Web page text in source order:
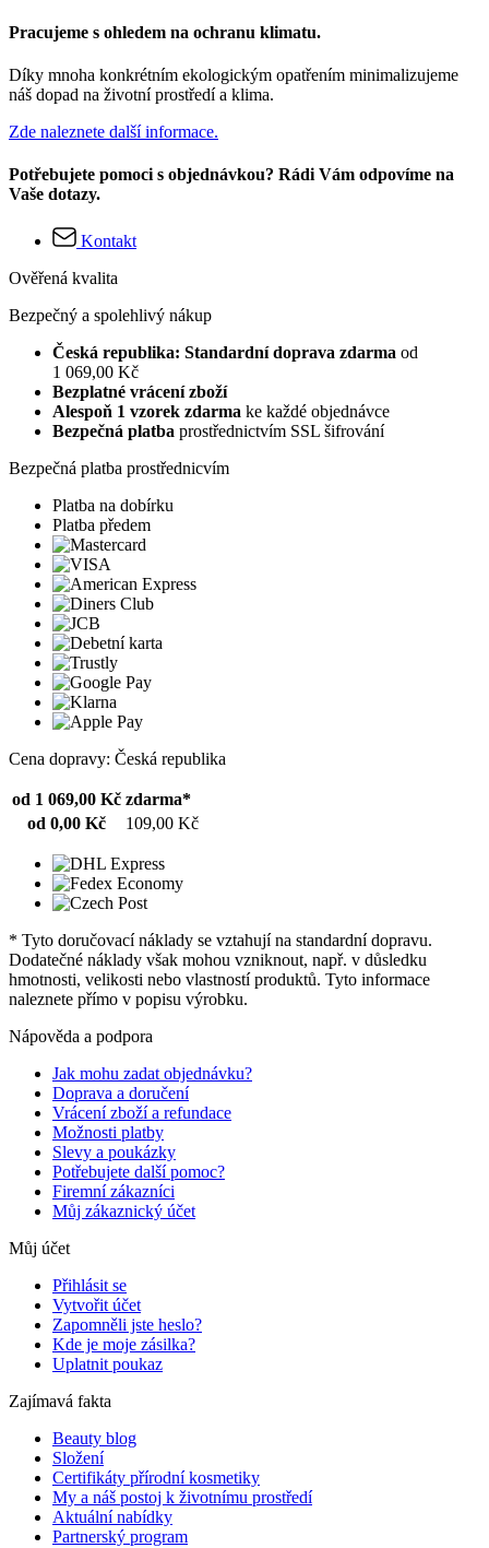
Pracujeme s ohledem na ochranu klimatu.
Díky mnoha konkrétním ekologickým opatřením minimalizujeme
náš dopad na životní prostředí a klima.
Zde naleznete další informace.
Potřebujete pomoci s objednávkou? Rádi Vám odpovíme na
Vaše dotazy.
Kontakt
Ověřená kvalita
Bezpečný a spolehlivý nákup
Česká republika: Standardní doprava zdarma od
1 069,00 Kč
Bezplatné vrácení zboží
Alespoň 1 vzorek zdarma ke každé objednávce
Bezpečná platba prostřednictvím SSL šifrování
Bezpečná platba prostřednicvím
Platba na dobírku
Platba předem
Cena dopravy: Česká republika
od 1 069,00 Kč zdarma*
od 0,00 Kč
109,00 Kč
* Tyto doručovací náklady se vztahují na standardní dopravu.
Dodatečné náklady však mohou vzniknout, např. v důsledku
hmotnosti, velikosti nebo vlastností produktů. Tyto informace
naleznete přímo v popisu výrobku.
Nápověda a podpora
Jak mohu zadat objednávku?
Doprava a doručení
Vrácení zboží a refundace
Možnosti platby
Slevy a poukázky
Potřebujete další pomoc?
Firemní zákazníci
Můj zákaznický účet
Můj účet
Přihlásit se
Vytvořit účet
Zapomněli jste heslo?
Kde je moje zásilka?
Uplatnit poukaz
Zajímavá fakta
Beauty blog
Složení
Certifikáty přírodní kosmetiky
My a náš postoj k životnímu prostředí
Aktuální nabídky
Partnerský program